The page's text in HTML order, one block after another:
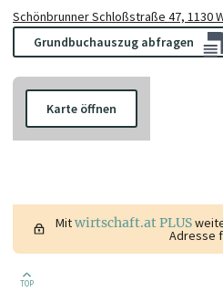
Schönbrunner Schloßstraße 47, 1130
Grundbuchauszug abfragen
Karte öffnen
Mitwirtschaft.at PLUS
Adresse
TOP